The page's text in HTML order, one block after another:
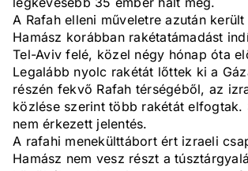
A Rafah elleni műveletre azután
Hamász korábban rakétatámadást
Tel-Aviv felé, közel négy hónap óta
Legalább nyolc rakétát lőttek ki a
részén fekvő Rafah térségéből, az
közlése szerint több rakétát elfogtak.
nem érkezett jelentés.
A rafahi menekülttábort ért izraeli
Hamász nem vesz részt a